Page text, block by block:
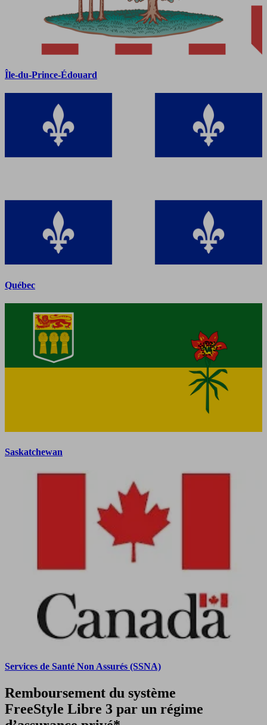
Île-du-Prince-Édouard
Québec
Saskatchewan
Services de Santé Non Assurés (SSNA)
Remboursement du système
FreeStyle Libre 3 par un régime